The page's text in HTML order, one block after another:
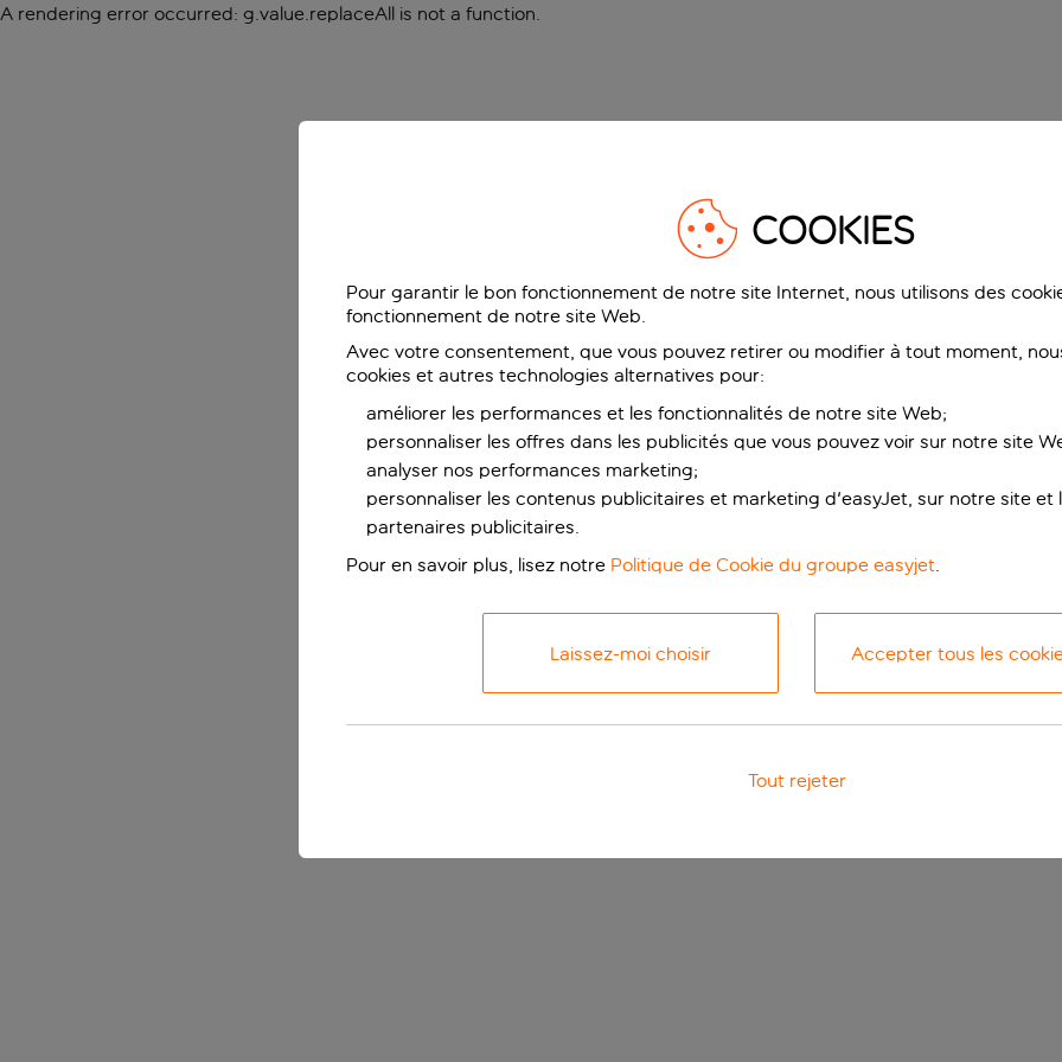
A rendering error occurred: g.value.replaceAll is not a function.
COOKIES
Pour garantir le bon fonctionnement de notre site Internet, nous utilisons des
fonctionnement de notre site Web.
Avec votre consentement, que vous pouvez retirer ou modifier à tout moment,
cookies et autres technologies alternatives pour:
améliorer les performances et les fonctionnalités de notre site Web;
personnaliser les offres dans les publicités que vous pouvez voir sur notre site
analyser nos performances marketing;
personnaliser les contenus publicitaires et marketing d'easyJet, sur notre site et
partenaires publicitaires.
Pour en savoir plus, lisez notre Politique de Cookie du groupe easyjet.
Laissez-moi choisir Accepter tous les
Tout rejeter